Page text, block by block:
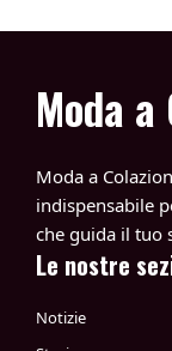
Moda a
Moda a
indispensabile
che guida il tuo
Le nostre
Notizie